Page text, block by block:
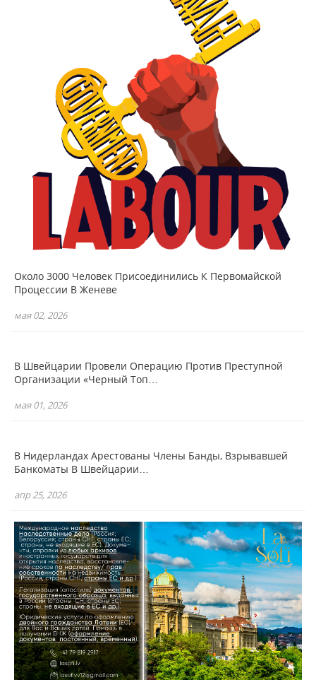
Около 3000 Человек Присоединились К Первомайской
Процессии В Женеве
мая 02, 2026
В Швейцарии Провели Операцию Против Преступной
Организации «Черный Топ…
мая 01, 2026
В Нидерландах Арестованы Члены Банды, Взрывавшей
Банкоматы В Швейцарии…
апр 25, 2026